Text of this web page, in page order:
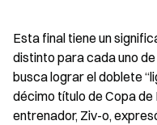
Esta final tiene un
distinto para cada uno
busca lograr el doblete
décimo título de Copa de
entrenador, Ziv-o,